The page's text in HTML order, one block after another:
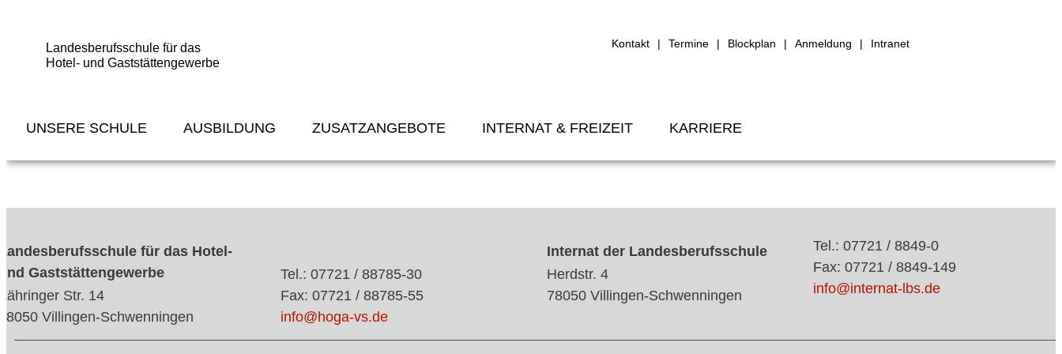
Landesberufsschule für das
Hotel- und Gaststättengewerbe
Kontakt Termine Blockplan Anmeldung Intranet
UNSERE SCHULE AUSBILDUNG ZUSATZANGEBOTE INTERNAT & FREIZEIT KARRIERE
für das Hotel-
Gaststättengewerbe
Str. 14
Villingen-Schwenningen
Tel.: 07721 / 88785-30
Fax: 07721 / 88785-55
info@hoga-vs.de
Internat der Landesberufsschule
Herdstr. 4
78050 Villingen-Schwenningen
Tel.: 07721 / 8849-0
Fax: 07721 / 8849-149
info@internat-lbs.de